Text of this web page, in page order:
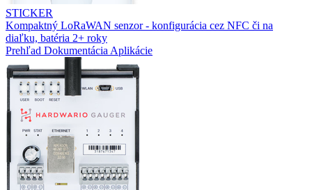
STICKER
Kompaktný LoRaWAN senzor - konfigurácia cez NFC či na
diaľku, batéria 2+ roky
Prehľad Dokumentácia Aplikácie